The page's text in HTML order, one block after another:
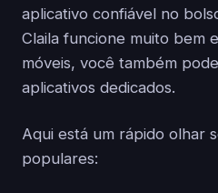
aplicativo confiável no
Claila funcione muito bem
móveis, você também
aplicativos dedicados.
Aqui está um rápido olhar
populares: